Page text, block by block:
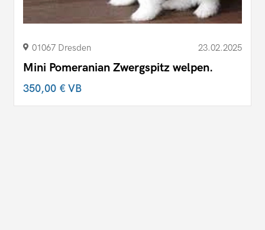
01067 Dresden 23.02.2025
Mini Pomeranian Zwergspitz welpen.
350,00 €VB